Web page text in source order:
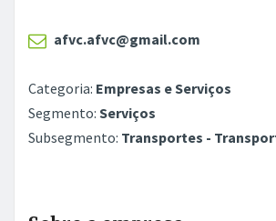
afvc.afvc@gmail.com
Categoria: Empresas e Serviços
Segmento: Serviços
Subsegmento: Transportes -